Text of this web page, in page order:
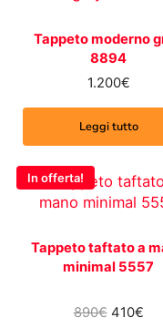
Tappeto moderno
8894
1.200€
Leggi tutto
In offerta!
Tappeto taftato a
minimal 5557
890€ Il
410€Il